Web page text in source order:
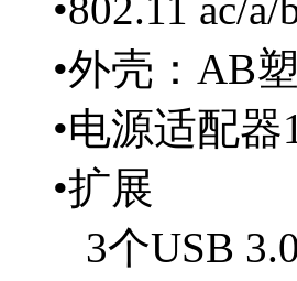
•外壳：AB
•电源适配
•扩展
3个USB